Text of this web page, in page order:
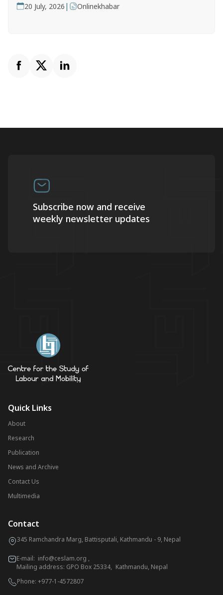
20 July, 2026 | Onlinekhabar
Subscribe now and receive
weekly newsletter updates
Quick Links
About
Research
Publication
News and Archive
Contact Us
Multimedia
Contact
345 Ramchandra Marg, Battisputali, Kathmandu - 9, Nepal
E-mail: info@ceslam.org ,
Mailing address: GPO Box 25334, Kathmandu, Nepal
Phone: +977-1-4572807